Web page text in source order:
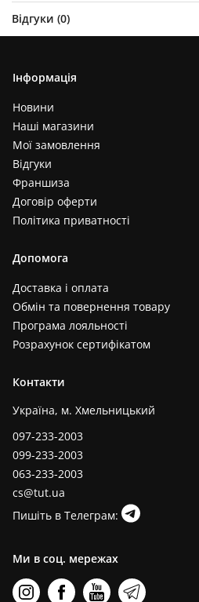
Відгуки (0)
Інформація
Новини
Наші магазини
Мої замовлення
Відгуки
Франшиза
Договір оферти
Політика приватності
Допомога
Доставка і оплата
Обмін та повернення товару
Програма лояльності
Розрахунок сертифікатом
Контакти
Україна, м. Хмельницький
097-233-2003
099-233-2003
063-233-2003
cs@tut.ua
Пишіть в Телеграм:
Ми в соц. мережах